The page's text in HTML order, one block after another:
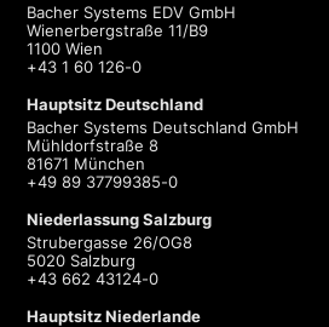
Bacher Systems EDV GmbH
Wienerbergstraße 11/B9
1100 Wien
+43 1 60 126-0
Hauptsitz Deutschland
Bacher Systems Deutschland GmbH
Mühldorfstraße 8
81671 München
+49 89 37799385-0
Niederlassung Salzburg
Strubergasse 26/OG8
5020 Salzburg
+43 662 43124-0
Hauptsitz Niederlande